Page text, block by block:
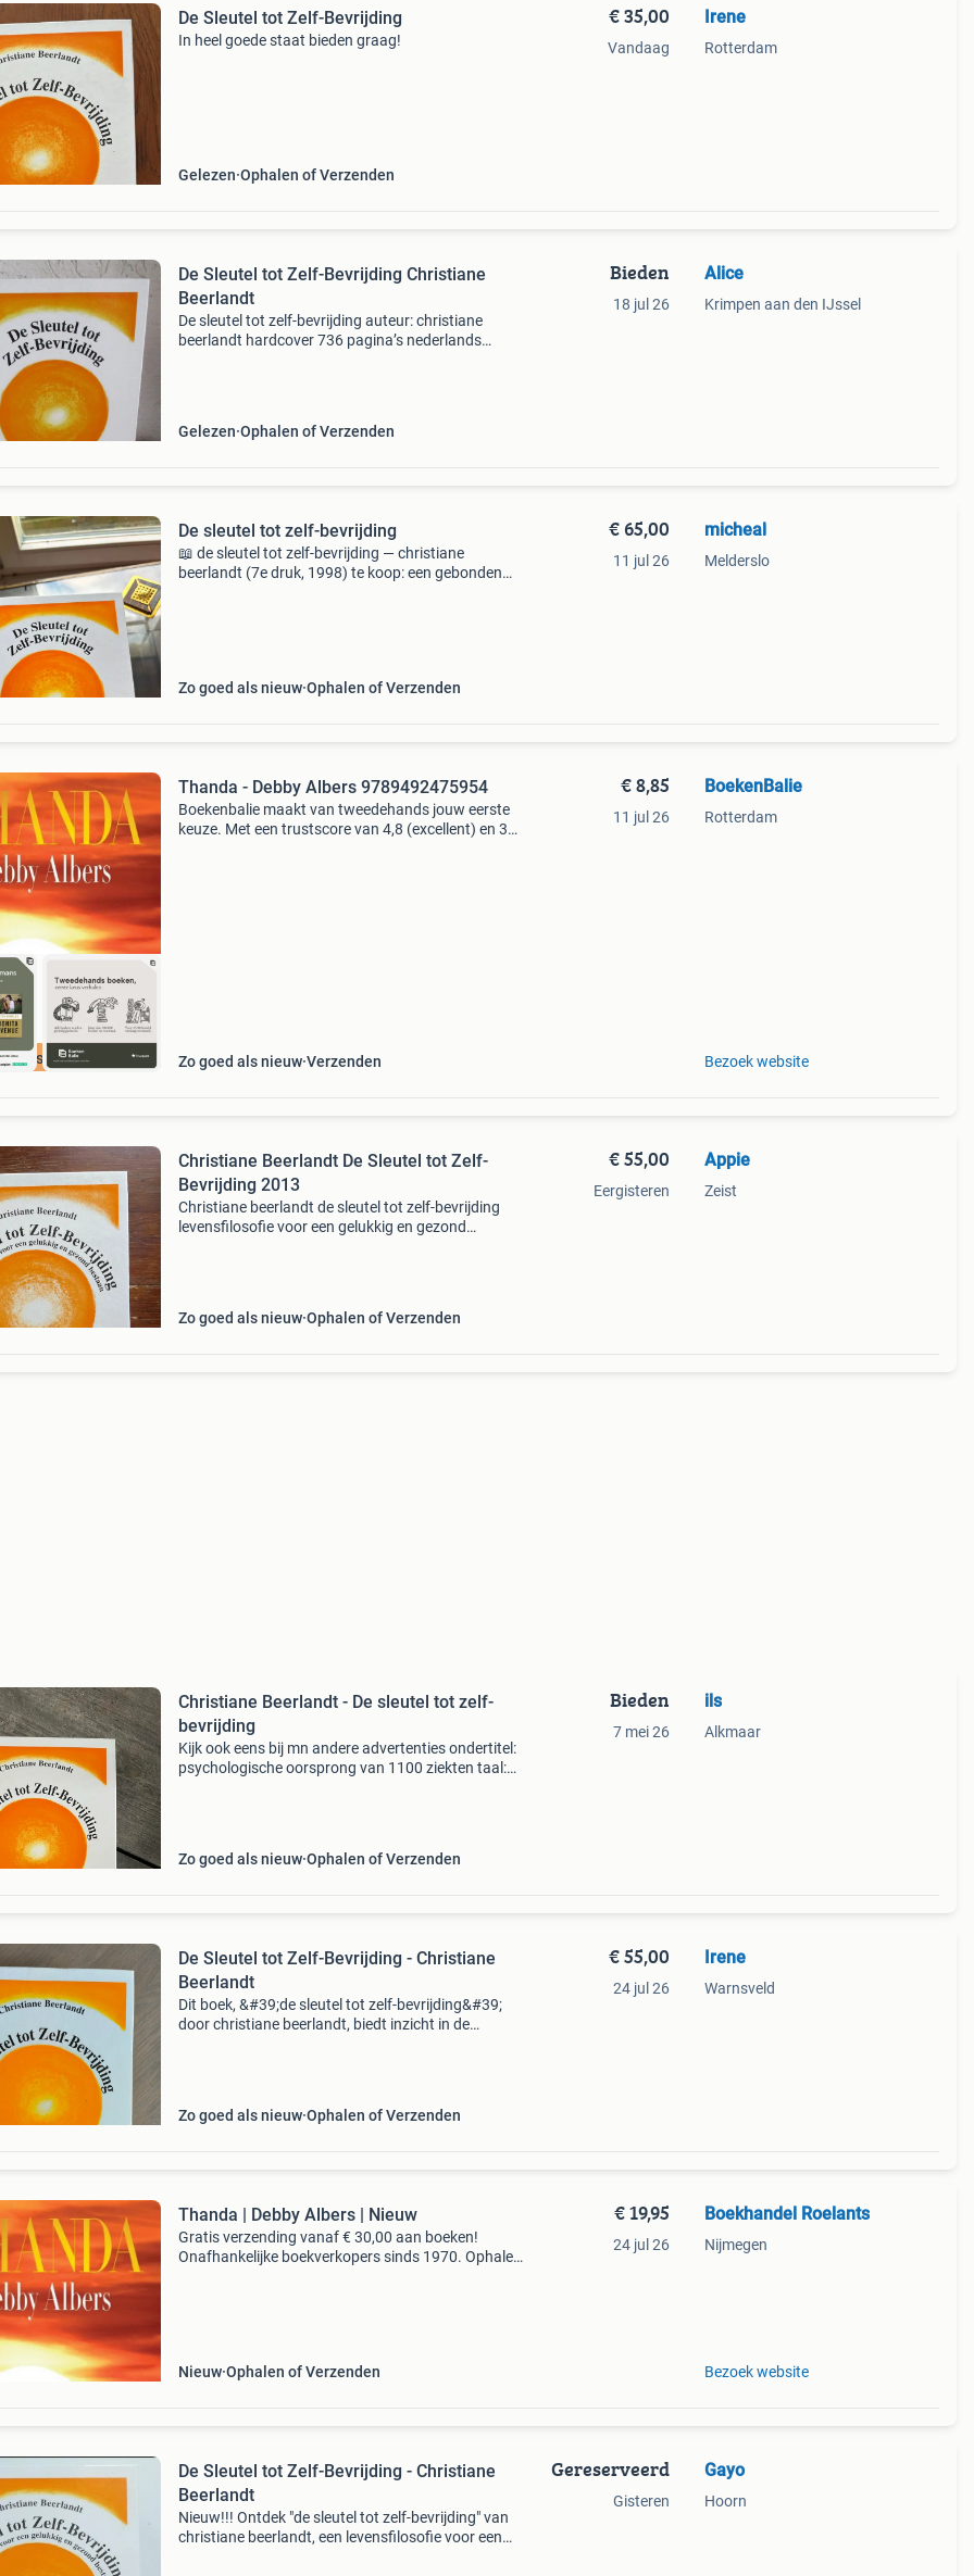
De Sleutel tot Zelf-Bevrijding
In heel goede staat bieden graag!
Gelezen Ophalen of Verzenden
€ 35,00
Vandaag
Irene
Rotterdam
De Sleutel tot Zelf-Bevrijding Christiane
Beerlandt
De sleutel tot zelf-bevrijding auteur: christiane
beerlandt hardcover 736 pagina’s nederlands
Gelezen Ophalen of Verzenden
Bieden
18 jul 26
Alice
Krimpen aan den IJssel
De sleutel tot zelf-bevrijding
📖 de sleutel tot zelf-bevrijding — christiane
beerlandt (7e druk, 1998) te koop: een gebonden
Zo goed als nieuw Ophalen of Verzenden
€ 65,00
11 jul 26
micheal
Melderslo
prijs
Thanda - Debby Albers 9789492475954
Boekenbalie maakt van tweedehands jouw eerste
keuze. Met een trustscore van 4,8 (excellent) en 30
Zo goed als nieuw Verzenden
€ 8,85
11 jul 26
BoekenBalie
Rotterdam
Bezoek website
Christiane Beerlandt De Sleutel tot Zelf-
Bevrijding 2013
Christiane beerlandt de sleutel tot zelf-bevrijding
levensfilosofie voor een gelukkig en gezond
Zo goed als nieuw Ophalen of Verzenden
€ 55,00
Eergisteren
Appie
Zeist
Christiane Beerlandt - De sleutel tot zelf-
bevrijding
Kijk ook eens bij mn andere advertenties ondertitel:
psychologische oorsprong van 1100 ziekten taal:
Zo goed als nieuw Ophalen of Verzenden
Bieden
7 mei 26
ils
Alkmaar
De Sleutel tot Zelf-Bevrijding - Christiane
Beerlandt
Dit boek, &#39;de sleutel tot zelf-bevrijding&#39;
door christiane beerlandt, biedt inzicht in de
Zo goed als nieuw Ophalen of Verzenden
€ 55,00
24 jul 26
Irene
Warnsveld
Thanda | Debby Albers | Nieuw
Gratis verzending vanaf € 30,00 aan boeken!
Onafhankelijke boekverkopers sinds 1970. Ophalen
Nieuw Ophalen of Verzenden
€ 19,95
24 jul 26
Boekhandel Roelants
Nijmegen
Bezoek website
De Sleutel tot Zelf-Bevrijding - Christiane
Beerlandt
Nieuw!!! Ontdek "de sleutel tot zelf-bevrijding" van
christiane beerlandt, een levensfilosofie voor een
Gereserveerd
Gisteren
Gayo
Hoorn